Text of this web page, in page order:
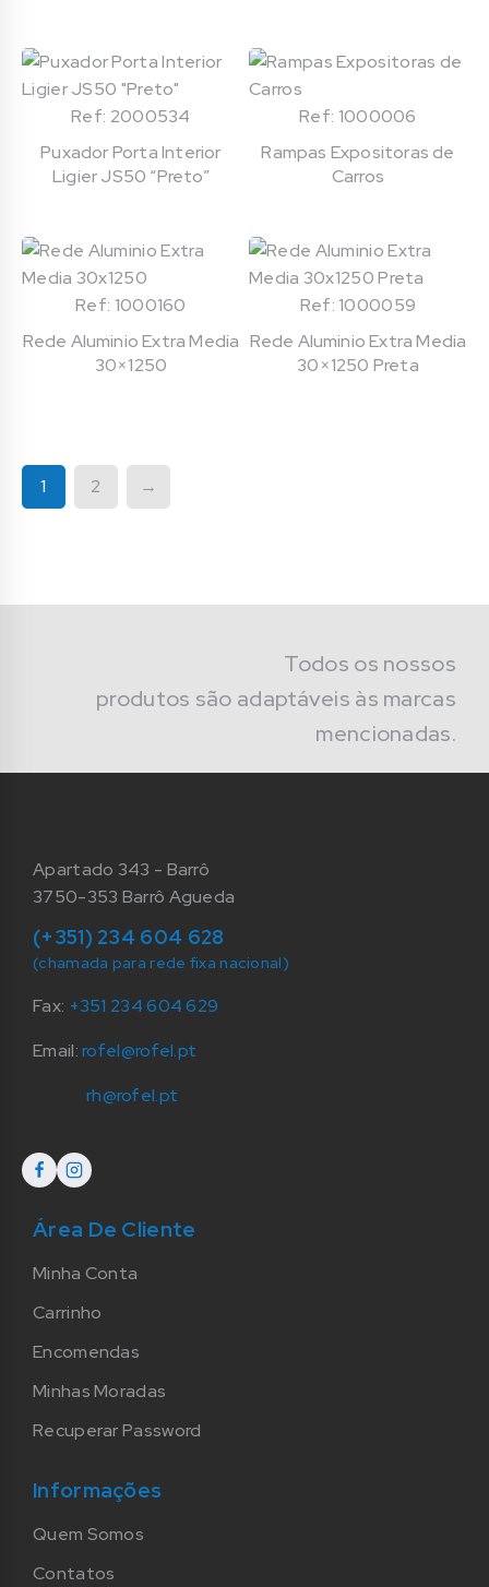
Ref: 2000534
Puxador Porta Interior
Ligier JS50 “Preto”
Ref: 1000006
Rampas Expositoras de
Carros
Ref: 1000160
Rede Aluminio Extra Media
30×1250
Ref: 1000059
Rede Aluminio Extra Media
30×1250 Preta
1 2 →
Todos os nossos
produtos são adaptáveis às marcas
mencionadas.
Apartado 343 - Barrô
3750-353 Barrô Agueda
(+351) 234 604 628
(chamada para rede fixa nacional)
Fax: +351 234 604 629
Email:rofel@rofel.pt
rh@rofel.pt
Área De Cliente
Minha Conta
Carrinho
Encomendas
Minhas Moradas
Recuperar Password
Informações
Quem Somos
Contatos